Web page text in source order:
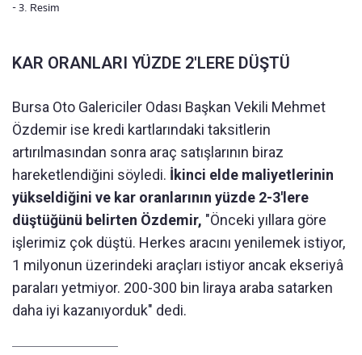
- 3. Resim
KAR ORANLARI YÜZDE 2'LERE DÜŞTÜ
Bursa Oto Galericiler Odası Başkan Vekili Mehmet
Özdemir ise kredi kartlarındaki taksitlerin
artırılmasından sonra araç satışlarının biraz
hareketlendiğini söyledi. İkinci elde maliyetlerinin
yükseldiğini ve kar oranlarının yüzde 2-3'lere
düştüğünü belirten Özdemir, "Önceki yıllara göre
işlerimiz çok düştü. Herkes aracını yenilemek istiyor,
1 milyonun üzerindeki araçları istiyor ancak ekseriyâ
paraları yetmiyor. 200-300 bin liraya araba satarken
daha iyi kazanıyorduk" dedi.